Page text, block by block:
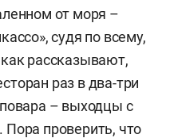
от моря –
судя по всему,
рассказывают,
раз в два-три
– выходцы с
Пора проверить, что